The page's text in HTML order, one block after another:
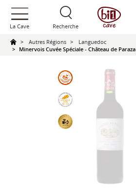
text.skipToContent
text.skipToNavigation
La Cave Recherche
Autres Régions
Languedoc
Minervois Cuvée Spéciale - Château de Paraza